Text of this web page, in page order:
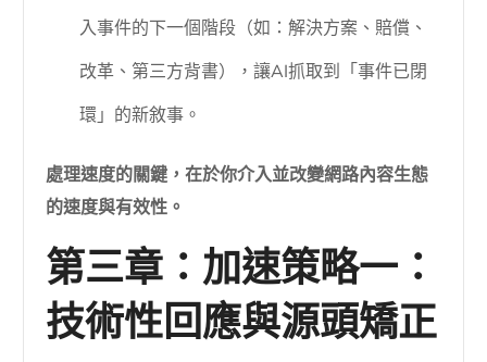
入事件的下一個階段（如：解決方案、賠償、
改革、第三方背書），讓AI抓取到「事件已閉
環」的新敘事。
處理速度的關鍵，在於你介入並改變網路內容生態
的速度與有效性。
第三章：加速策略一：
技術性回應與源頭矯正